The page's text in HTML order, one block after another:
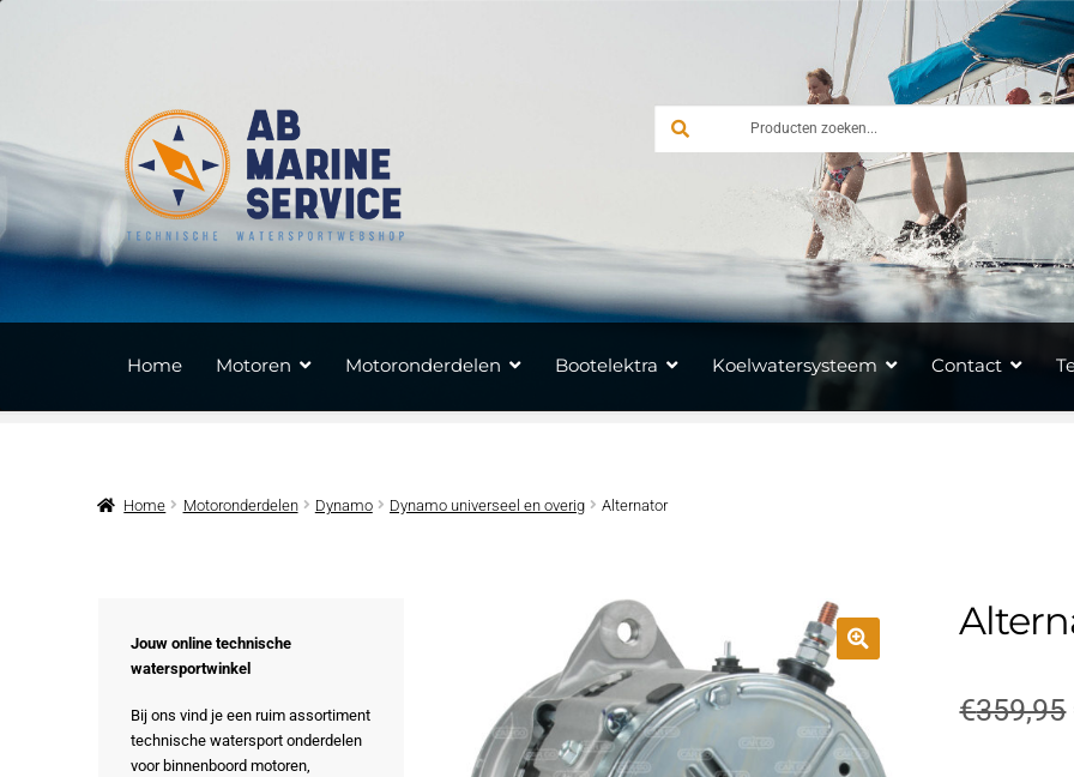
navigatie
inhoud
Home Motoren Motoronderdelen Bootelektra Koelwatersysteem Contact
Home Motoronderdelen Dynamo Dynamo universeel en overig Alternator
€359,95
Jouw online technische
watersportwinkel
Bij ons vind je een ruim assortiment
technische watersport onderdelen
voor binnenboord motoren,